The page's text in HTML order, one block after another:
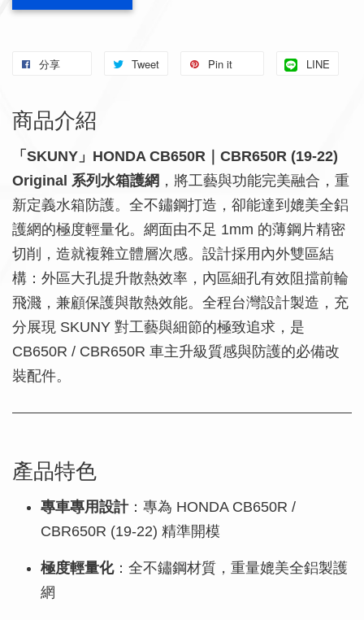
分享 Tweet Pin it LINE
商品介紹
「SKUNY」HONDA CB650R｜CBR650R (19-22)
Original 系列水箱護網 ，將工藝與功能完美融合，重
新定義水箱防護。全不鏽鋼打造，卻能達到媲美全鋁
護網的極度輕量化。網面由不足 1mm 的薄鋼片精密
切削，造就複雜立體層次感。設計採用內外雙區結
構：外區大孔提升散熱效率，內區細孔有效阻擋前輪
飛濺，兼顧保護與散熱效能。全程台灣設計製造，充
分展現 SKUNY 對工藝與細節的極致追求，是
CB650R / CBR650R 車主升級質感與防護的必備改
裝配件。
產品特色
專車專用設計：專為 HONDA CB650R /
CBR650R (19-22) 精準開模
極度輕量化：全不鏽鋼材質，重量媲美全鋁製護
網